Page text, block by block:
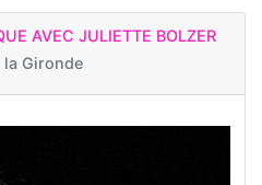
AVEC JULIETTE BOLZER
la Gironde